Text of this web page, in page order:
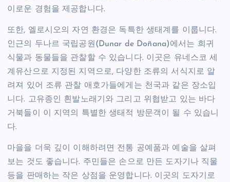
이로운 경험을 제공합니다.
또한, 엘로시오의 자연 환경은 독특한 생태계를 이룹니다.
인근의 두나르 국립공원(Dunar de Doñana)에서는 희귀
식물과 동물들을 관찰할 수 있습니다. 이곳은 유네스코 세
계유산으로 지정된 지역으로, 다양한 조류의 서식지로 알
려져 있어 조류 관찰 애호가들에게는 천국과 같은 장소입
니다. 고유종인 흰발노래기와 그리고 위협받고 있는 바다
거북들이 이 지역의 특별한 생태적 방문객이 될 수 있습니
다.
마을을 더욱 깊이 이해하려면 전통 공예품과 예술을 살펴
보는 것도 좋습니다. 주민들은 손으로 만든 도자기나 직물
등을 판매하는 작은 상점을 운영합니다. 이곳의 도자기로